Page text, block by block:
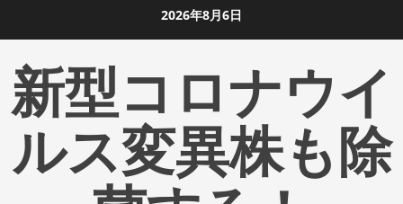
ン
ツ
2026年8月6日
新型コロナウイ
ルス変異株も除